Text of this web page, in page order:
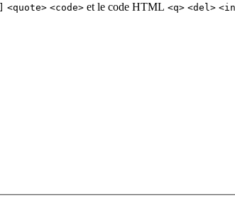
<quote> <code> et le code HTML <q> <del>